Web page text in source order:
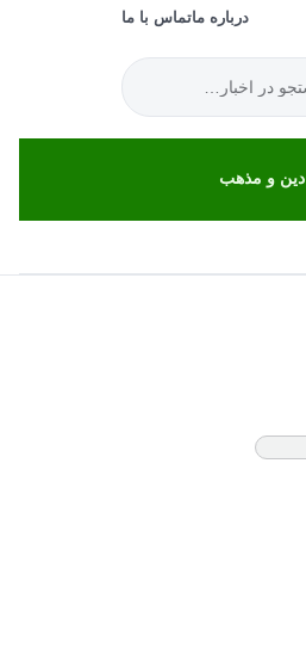
درباره ماتماس با ما
دین و مذهب